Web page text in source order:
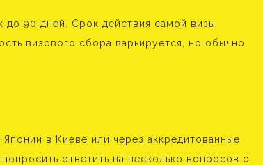
до 90 дней. Срок действия самой визы
визового сбора варьируется, но обычно
в Киеве или через аккредитованные
ответить на несколько вопросов о